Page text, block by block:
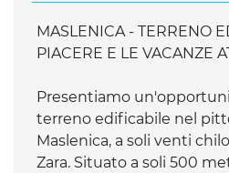
MASLENICA - TERRENO
PIACERE E LE VACANZE
Presentiamo
terreno edificabile nel
Maslenica, a soli venti
Zara. Situato a soli 500